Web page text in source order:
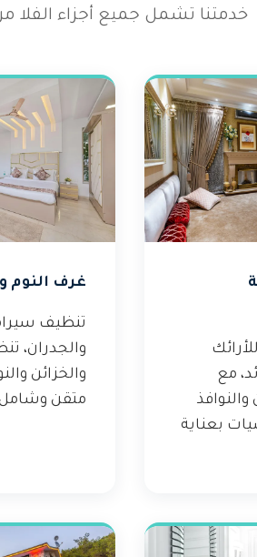
خدمتنا تشمل جميع أجزاء الفلا
مع
بعناية
غرف النوم
تنظيف
والجدران،
والخزائن
متقن